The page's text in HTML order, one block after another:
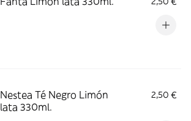
Nestea Té Negro Limón
lata 330ml.
2,50 €